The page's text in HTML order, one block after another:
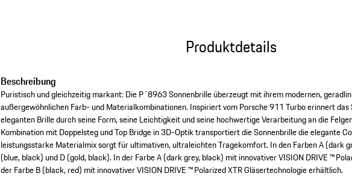
Produktdetails
Beschreibung
Puristisch und gleichzeitig markant: Die P´8963 Sonnenbrille überzeugt mit ihrem modernen,
außergewöhnlichen Farb- und Materialkombinationen. Inspiriert vom Porsche 911 Turbo erinnert
eleganten Brille durch seine Form, seine Leichtigkeit und seine hochwertige Verarbeitung an die
Kombination mit Doppelsteg und Top Bridge in 3D-Optik transportiert die Sonnenbrille die elegante
leistungsstarke Materialmix sorgt für ultimativen, ultraleichten Tragekomfort. In den Farben A (dark
(blue, black) und D (gold, black). In der Farbe A (dark grey, black) mit innovativer VISION DRIVE ™
der Farbe B (black, red) mit innovativer VISION DRIVE ™ Polarized XTR Gläsertechnologie erhältlich.